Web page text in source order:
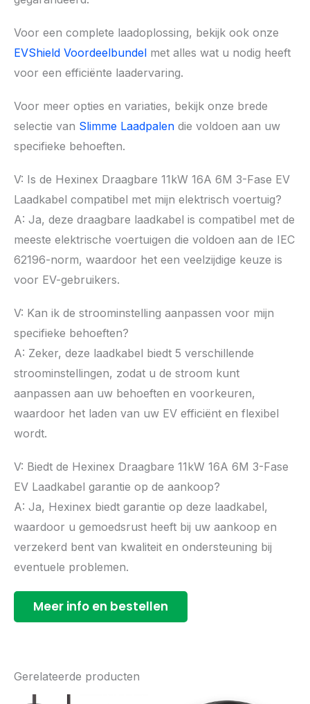
Voor een complete laadoplossing, bekijk ook onze
EVShield Voordeelbundel met alles wat u nodig heeft
voor een efficiënte laadervaring.
Voor meer opties en variaties, bekijk onze brede
selectie van Slimme Laadpalen die voldoen aan uw
specifieke behoeften.
V: Is de Hexinex Draagbare 11kW 16A 6M 3-Fase EV
Laadkabel compatibel met mijn elektrisch voertuig?
A: Ja, deze draagbare laadkabel is compatibel met de
meeste elektrische voertuigen die voldoen aan de IEC
62196-norm, waardoor het een veelzijdige keuze is
voor EV-gebruikers.
V: Kan ik de stroominstelling aanpassen voor mijn
specifieke behoeften?
A: Zeker, deze laadkabel biedt 5 verschillende
stroominstellingen, zodat u de stroom kunt
aanpassen aan uw behoeften en voorkeuren,
waardoor het laden van uw EV efficiënt en flexibel
wordt.
V: Biedt de Hexinex Draagbare 11kW 16A 6M 3-Fase
EV Laadkabel garantie op de aankoop?
A: Ja, Hexinex biedt garantie op deze laadkabel,
waardoor u gemoedsrust heeft bij uw aankoop en
verzekerd bent van kwaliteit en ondersteuning bij
eventuele problemen.
Meer info en bestellen
Gerelateerde producten